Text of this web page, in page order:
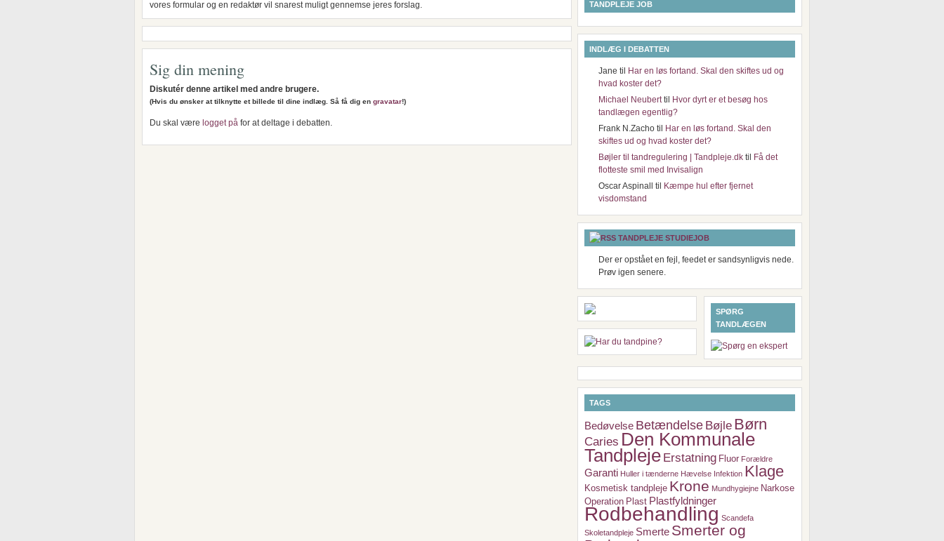
vores formular og en redaktør vil snarest muligt gennemse jeres forslag.
Sig din mening
Diskutér denne artikel med andre brugere.
(Hvis du ønsker at tilknytte et billede til dine indlæg. Så få dig en gravatar!)
Du skal være logget på for at deltage i debatten.
TANDPLEJE JOB
INDLÆG I DEBATTEN
Jane til
Har en løs fortand. Skal den skiftes ud og
hvad koster det?
Michael Neuberttil
Hvor dyrt er et besøg hos
tandlægen egentlig?
Frank N.Zacho til
Har en løs fortand. Skal den
skiftes ud og hvad koster det?
Bøjler til tandregulering | Tandpleje.dk til
Få det
flotteste smil med Invisalign
Oscar Aspinall
til
Kæmpe hul efter fjernet
visdomstand
TANDPLEJE STUDIEJOB
Der er opstået en fejl, feedet er sandsynligvis nede.
Prøv igen senere.
SPØRG
TANDLÆGEN
TAGS
Bedøvelse Betændelse Bøjle Børn
Caries Den Kommunale
Tandpleje Erstatning Fluor Forældre
Garanti Huller i tænderne Hævelse Infektion Klage
Kosmetisk tandpleje Krone Mundhygiejne Narkose
Operation Plast Plastfyldninger
Rodbehandling Scandefa
Skoletandpleje Smerte Smerter og